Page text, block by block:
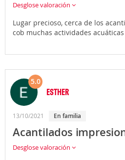
Desglose valoración
Lugar precioso, cerca de los
cob muchas actividades acuáticas
5.0
ESTHER
13/10/2021 En familia
Acantilados
Desglose valoración